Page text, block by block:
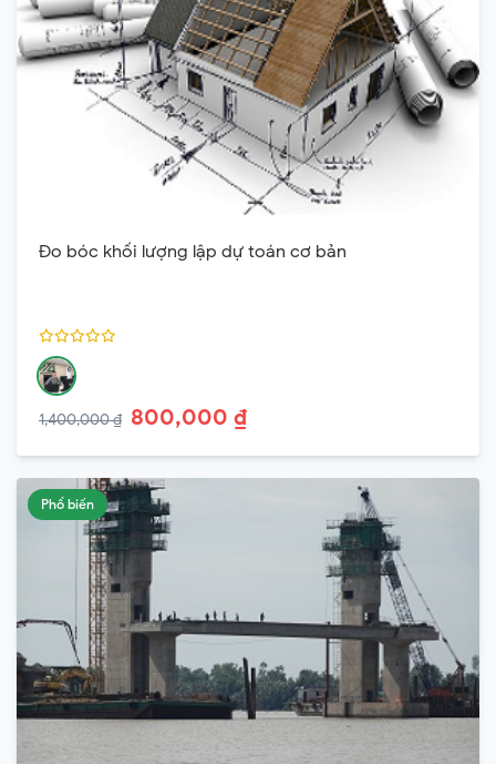
Đo bóc khối lượng lập dự toán cơ bản
1,400,000 ₫ 800,000 ₫
Phổ biến